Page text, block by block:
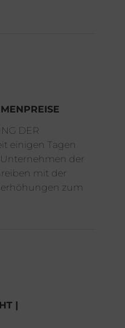
DER
einigen Tagen
der
mit der
zum
|